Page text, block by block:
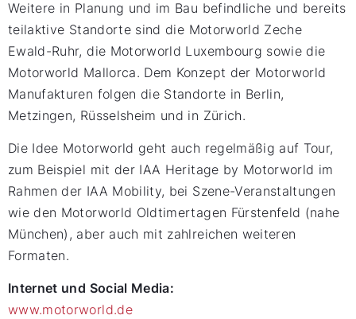
Weitere in Planung und im Bau befindliche und bereits
teilaktive Standorte sind die Motorworld Zeche
Ewald-Ruhr, die Motorworld Luxembourg sowie die
Motorworld Mallorca. Dem Konzept der Motorworld
Manufakturen folgen die Standorte in Berlin,
Metzingen, Rüsselsheim und in Zürich.
Die Idee Motorworld geht auch regelmäßig auf Tour,
zum Beispiel mit der IAA Heritage by Motorworld im
Rahmen der IAA Mobility, bei Szene-Veranstaltungen
wie den Motorworld Oldtimertagen Fürstenfeld (nahe
München), aber auch mit zahlreichen weiteren
Formaten.
Internet und Social Media:
www.motorworld.de